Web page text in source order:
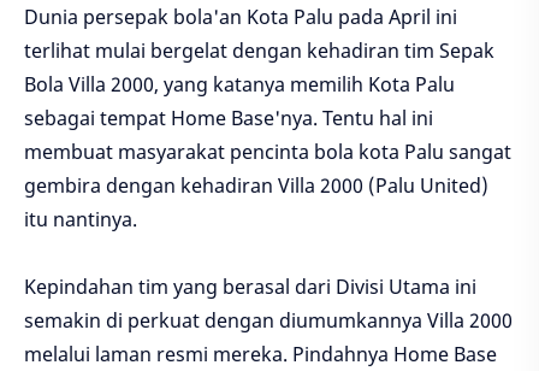
Dunia persepak bola'an Kota Palu pada April ini
terlihat mulai bergelat dengan kehadiran tim Sepak
Bola Villa 2000, yang katanya memilih Kota Palu
sebagai tempat Home Base'nya. Tentu hal ini
membuat masyarakat pencinta bola kota Palu sangat
gembira dengan kehadiran Villa 2000 (Palu United)
itu nantinya.
Kepindahan tim yang berasal dari Divisi Utama ini
semakin di perkuat dengan diumumkannya Villa 2000
melalui laman resmi mereka. Pindahnya Home Base